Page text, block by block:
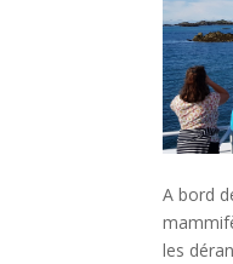
A bord
les